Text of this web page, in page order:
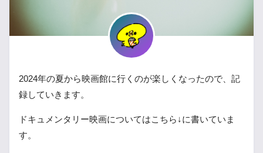
2024年の夏から映画館に行くのが楽しくなったので、記
録していきます。
ドキュメンタリー映画についてはこちら↓に書いていま
す。